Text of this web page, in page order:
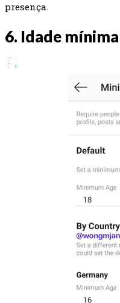
presença.
6. Idade mínima